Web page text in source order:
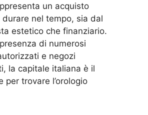
un acquisto
nel tempo, sia dal
estetico che finanziario.
di numerosi
e negozi
la capitale italiana è il
per trovare l’orologio